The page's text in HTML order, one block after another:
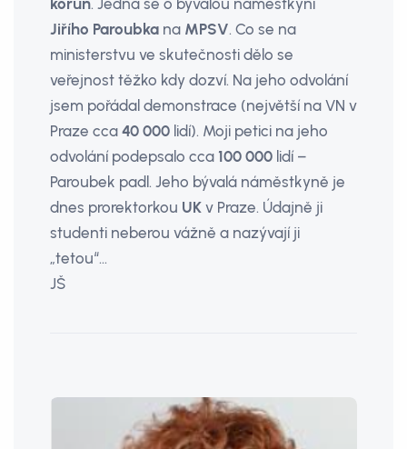
Jiřího Paroubka na MPSV. Co se na
ministerstvu ve skutečnosti dělo se
veřejnost těžko kdy dozví. Na jeho odvolání
jsem pořádal demonstrace (největší na VN v
Praze cca 40 000 lidí). Moji petici na jeho
odvolání podepsalo cca 100 000 lidí –
Paroubek padl. Jeho bývalá náměstkyně je
dnes prorektorkou UK v Praze. Údajně ji
studenti neberou vážně a nazývají ji
„tetou“…
JŠ